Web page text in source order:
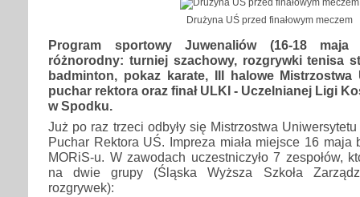
Drużyna UŚ przed finałowym meczem
Program sportowy Juwenaliów (16-18 maja
różnorodny: turniej szachowy, rozgrywki tenisa
badminton, pokaz karate, III halowe
puchar rektora oraz finał ULKI - Uczelnianej Ligi
w Spodku.
Już po raz trzeci odbyły się Mistrzostwa
Puchar Rektora UŚ. Impreza miała miejsce 16
MORiS-u. W zawodach uczestniczyło 7 zespołów,
na dwie grupy (Śląska Wyższa Szkoła
rozgrywek):